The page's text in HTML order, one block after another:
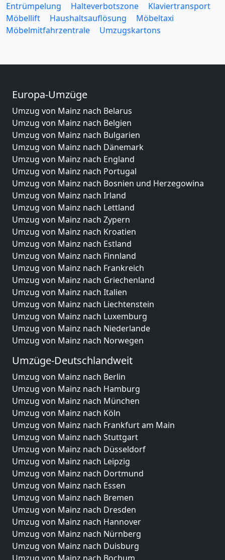
Entrümpelung
Halteverbotszone
Klaviertransport
Möbellift
Haushaltsauflösung
Möbeltaxi
Möbelmitfahrzentrale
Umzugskartons
Europa-Umzüge
Umzug von Mainz nach Belarus
Umzug von Mainz nach Belgien
Umzug von Mainz nach Bulgarien
Umzug von Mainz nach Dänemark
Umzug von Mainz nach England
Umzug von Mainz nach Portugal
Umzug von Mainz nach Bosnien und Herzegowina
Umzug von Mainz nach Irland
Umzug von Mainz nach Lettland
Umzug von Mainz nach Zypern
Umzug von Mainz nach Kroatien
Umzug von Mainz nach Estland
Umzug von Mainz nach Finnland
Umzug von Mainz nach Frankreich
Umzug von Mainz nach Griechenland
Umzug von Mainz nach Italien
Umzug von Mainz nach Liechtenstein
Umzug von Mainz nach Luxemburg
Umzug von Mainz nach Niederlande
Umzug von Mainz nach Norwegen
Umzüge-Deutschlandweit
Umzug von Mainz nach Berlin
Umzug von Mainz nach Hamburg
Umzug von Mainz nach München
Umzug von Mainz nach Köln
Umzug von Mainz nach Frankfurt am Main
Umzug von Mainz nach Stuttgart
Umzug von Mainz nach Düsseldorf
Umzug von Mainz nach Leipzig
Umzug von Mainz nach Dortmund
Umzug von Mainz nach Essen
Umzug von Mainz nach Bremen
Umzug von Mainz nach Dresden
Umzug von Mainz nach Hannover
Umzug von Mainz nach Nürnberg
Umzug von Mainz nach Duisburg